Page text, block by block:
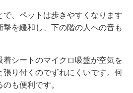
で、ペットは歩きやすくなります
撃を緩和し、下の階の人への音も
着シートのマイクロ吸盤が空気を
張り付くのでずれにくいです。何
も便利です。